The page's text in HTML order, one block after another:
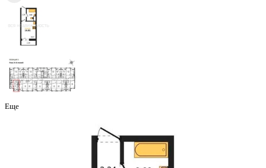
Воронеж, Ростовская ул., д. 18а к.1